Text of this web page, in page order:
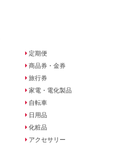
定期便
商品券・金券
旅行券
家電・電化製品
自転車
日用品
化粧品
アクセサリー